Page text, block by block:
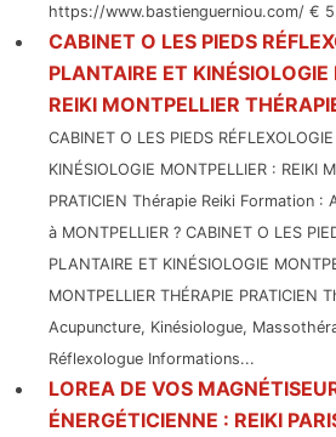
https://www.bastienguerniou.com/ €
CABINET O LES PIEDS
PLANTAIRE ET
REIKI MONTPELLIER
CABINET O LES PIEDS
KINÉSIOLOGIE MONTPELLIER : REIKI
PRATICIEN Thérapie Reiki Formation :
à MONTPELLIER ? CABINET O LES
PLANTAIRE ET KINÉSIOLOGIE
MONTPELLIER THÉRAPIE PRATICIEN
Acupuncture, Kinésiologue,
Réflexologue Informations...
LOREA DE VOS
ÉNERGÉTICIENNE : REIKI